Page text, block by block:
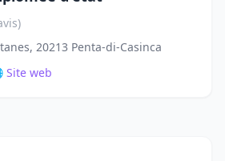
20213 Penta-di-Casinca
Site web